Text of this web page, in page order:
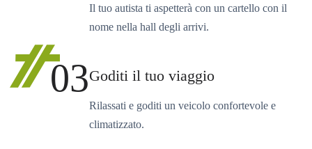
Il tuo autista ti aspetterà con un cartello con il
nome nella hall degli arrivi.
03Goditi il tuo viaggio
Rilassati e goditi un veicolo confortevole e
climatizzato.